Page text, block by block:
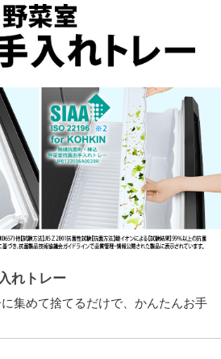
れトレー
集めて捨てるだけで、かんたんお手